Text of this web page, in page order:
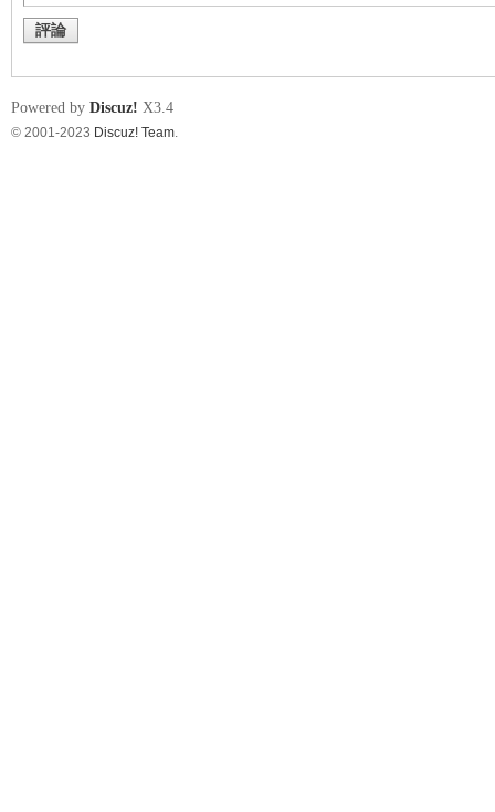
評論
Powered by Discuz! X3.4
© 2001-2023 Discuz! Team.